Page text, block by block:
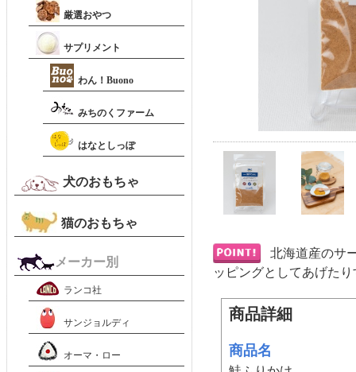
北海道産のサ
ッピングとしてあげた
商品詳細
商品名
厳選おやつ
サプリメント
わん！Buono
みちのくファーム
はなとしっぽ
犬のおもちゃ
猫のおもちゃ
メーカー別
ランコ社
サンジョルディ
オーマ・ロー